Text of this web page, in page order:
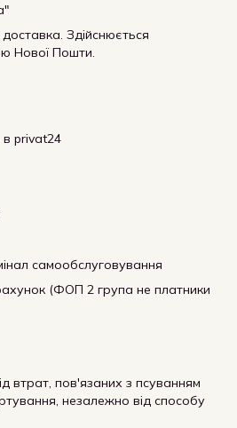
Здійснюється
Нової Пошти.
privat24
самообслуговування
(ФОП 2 група не платники
втрат, пов'язаних з псуванням
незалежно від способу